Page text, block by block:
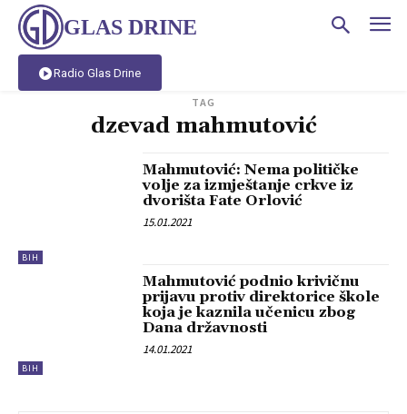
GLAS DRINE
Radio Glas Drine
TAG
dzevad mahmutović
BIH
Mahmutović: Nema političke
volje za izmještanje crkve iz
dvorišta Fate Orlović
15.01.2021
BIH
Mahmutović podnio krivičnu
prijavu protiv direktorice škole
koja je kaznila učenicu zbog
Dana državnosti
14.01.2021